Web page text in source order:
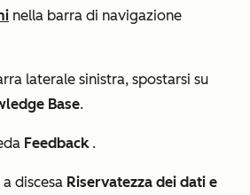
nella barra di navigazione
laterale sinistra, spostarsi su
Base.
Feedback .
discesa Riservatezza dei dati e